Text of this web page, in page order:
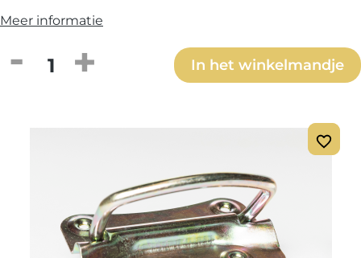
Meer informatie
Producthoeveelheid: Voer deIn het winkelmandje